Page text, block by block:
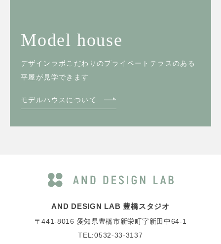
Model house
デザインラボこだわりのプライベートテラスのある
平屋が見学できます
モデルハウスについて
AND DESIGN LAB 豊橋スタジオ
〒441-8016 愛知県豊橋市新栄町字新田中64-1
TEL:0532-33-3137